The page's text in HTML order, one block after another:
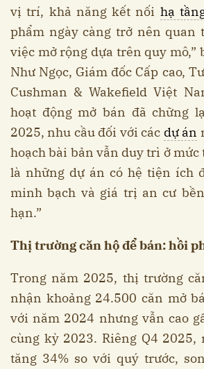
vị trí, khả năng kết nối hạ
phẩm ngày càng trở nên quan
việc mở rộng dựa trên quy mô,”
Như Ngọc, Giám đốc Cấp cao,
Cushman & Wakefield Việt
hoạt động mở bán đã chững
2025, nhu cầu đối với các dự án
hoạch bài bản vẫn duy trì ở mức
là những dự án có hệ tiện ích
minh bạch và giá trị an cư
hạn.”
Thị trường căn hộ để bán: hồi
Trong năm 2025, thị trường
nhận khoảng 24.500 căn mở
với năm 2024 nhưng vẫn cao
cùng kỳ 2023. Riêng Q4 2025,
tăng 34% so với quý trước,